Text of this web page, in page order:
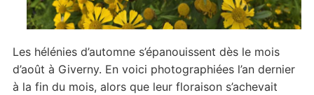
Les hélénies d’automne s’épanouissent dès le mois
d’août à Giverny. En voici photographiées l’an dernier
à la fin du mois, alors que leur floraison s’achevait